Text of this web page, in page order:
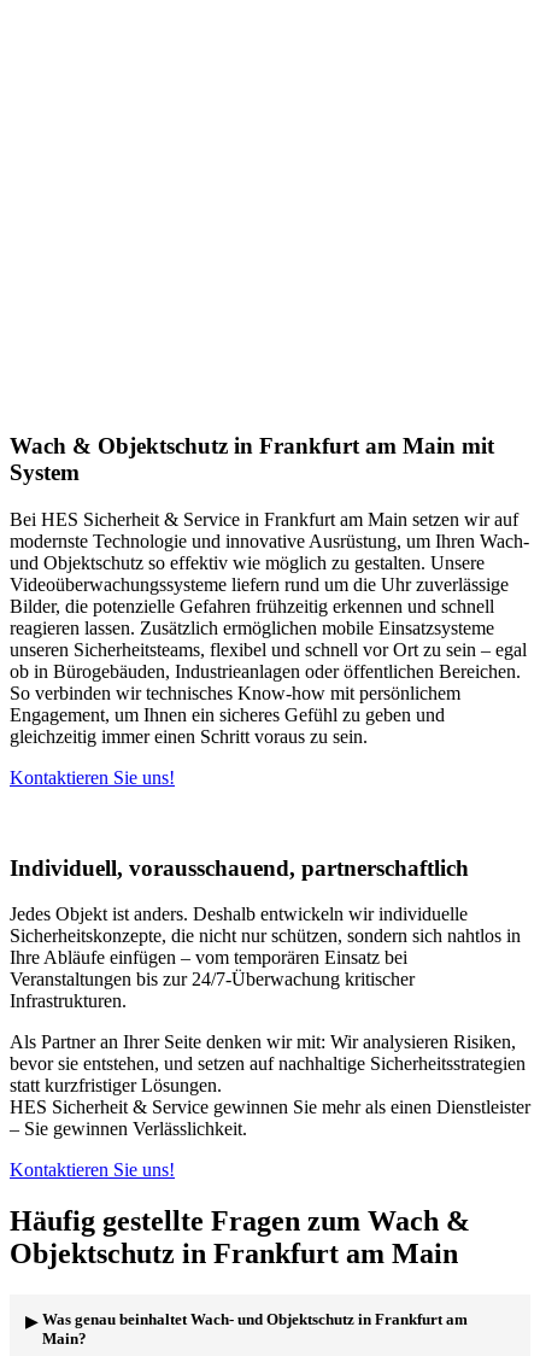
Wach & Objektschutz in Frankfurt am Main mit
System
Bei HES Sicherheit & Service in Frankfurt am Main setzen wir auf
modernste Technologie und innovative Ausrüstung, um Ihren Wach-
und Objektschutz so effektiv wie möglich zu gestalten. Unsere
Videoüberwachungssysteme liefern rund um die Uhr zuverlässige
Bilder, die potenzielle Gefahren frühzeitig erkennen und schnell
reagieren lassen. Zusätzlich ermöglichen mobile Einsatzsysteme
unseren Sicherheitsteams, flexibel und schnell vor Ort zu sein – egal
ob in Bürogebäuden, Industrieanlagen oder öffentlichen Bereichen.
So verbinden wir technisches Know-how mit persönlichem
Engagement, um Ihnen ein sicheres Gefühl zu geben und
gleichzeitig immer einen Schritt voraus zu sein.
Kontaktieren Sie uns!
Individuell, vorausschauend, partnerschaftlich
Jedes Objekt ist anders. Deshalb entwickeln wir individuelle
Sicherheitskonzepte, die nicht nur schützen, sondern sich nahtlos in
Ihre Abläufe einfügen – vom temporären Einsatz bei
Veranstaltungen bis zur 24/7-Überwachung kritischer
Infrastrukturen.
Als Partner an Ihrer Seite denken wir mit: Wir analysieren Risiken,
bevor sie entstehen, und setzen auf nachhaltige Sicherheitsstrategien
statt kurzfristiger Lösungen.
HES Sicherheit & Service gewinnen Sie mehr als einen Dienstleister
– Sie gewinnen Verlässlichkeit.
Kontaktieren Sie uns!
Häufig gestellte Fragen zum Wach &
Objektschutz in Frankfurt am Main
Was genau beinhaltet Wach- und Objektschutz in Frankfurt am
Main?